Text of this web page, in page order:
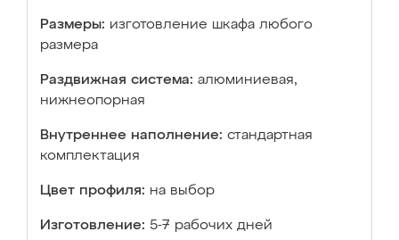
Размеры: изготовление шкафа любого
размера
Раздвижная система: алюминиевая,
нижнеопорная
Внутреннее наполнение: стандартная
комплектация
Цвет профиля: на выбор
Изготовление: 5-7 рабочих дней